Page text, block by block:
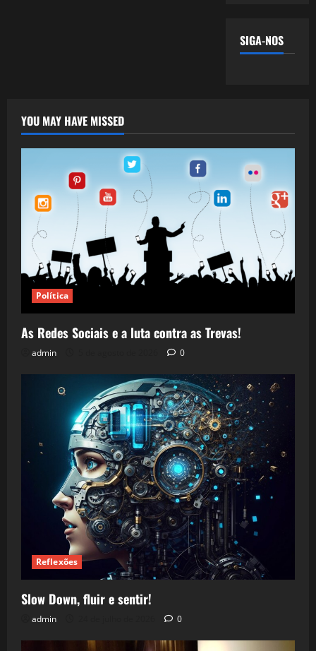
SIGA-NOS
YOU MAY HAVE MISSED
Política
As Redes Sociais e a luta contra as Trevas!
admin 0
Reflexões
Slow Down, fluir e sentir!
admin 0